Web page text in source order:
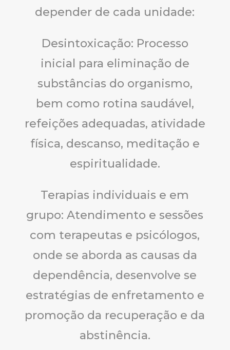
depender de cada unidade:
Desintoxicação: Processo
inicial para eliminação de
substâncias do organismo,
bem como rotina saudável,
refeições adequadas, atividade
física, descanso, meditação e
espiritualidade.
Terapias individuais e em
grupo: Atendimento e sessões
com terapeutas e psicólogos,
onde se aborda as causas da
dependência, desenvolve se
estratégias de enfretamento e
promoção da recuperação e da
abstinência.